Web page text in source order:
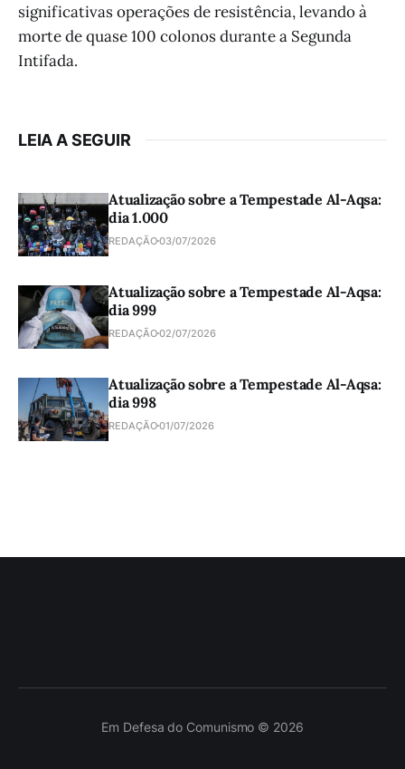
significativas operações de resistência, levando à
morte de quase 100 colonos durante a Segunda
Intifada.
LEIA A SEGUIR
Atualização sobre a Tempestade Al-Aqsa:
dia 1.000
REDAÇÃO03/07/2026
Atualização sobre a Tempestade Al-Aqsa:
dia 999
REDAÇÃO02/07/2026
Atualização sobre a Tempestade Al-Aqsa:
dia 998
REDAÇÃO01/07/2026
Em Defesa do Comunismo © 2026